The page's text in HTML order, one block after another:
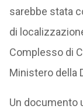
sarebbe stata
di
Complesso di
Ministero della
Un documento